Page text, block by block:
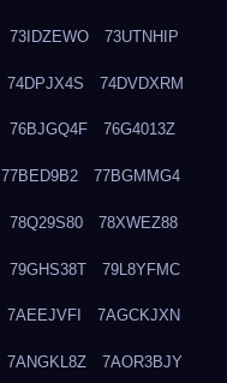
73IDZEWO 73UTNHIP
74DPJX4S 74DVDXRM
76BJGQ4F 76G4013Z
77BED9B2 77BGMMG4
78Q29S80 78XWEZ88
79GHS38T 79L8YFMC
7AEEJVFI 7AGCKJXN
7ANGKL8Z 7AOR3BJY